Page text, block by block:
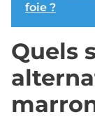
foie ?
Quels